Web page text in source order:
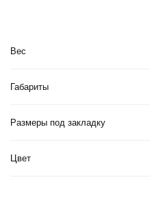
Вес
Габариты
Размеры под закладку
Цвет